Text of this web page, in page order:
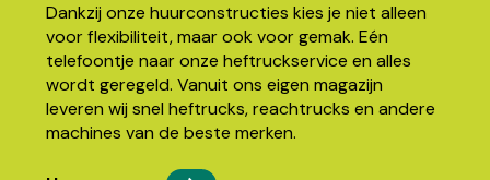
Dankzij onze huurconstructies kies je niet alleen
voor flexibiliteit, maar ook voor gemak. Eén
telefoontje naar onze heftruckservice en alles
wordt geregeld. Vanuit ons eigen magazijn
leveren wij snel heftrucks, reachtrucks en andere
machines van de beste merken.